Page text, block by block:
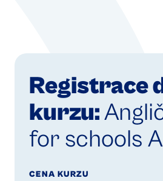
Registrace
kurzu:
for schools A
CENA KURZU